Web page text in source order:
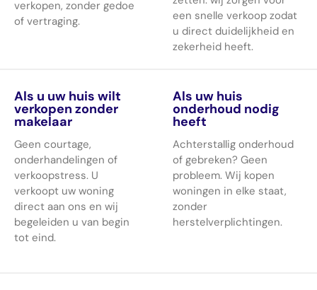
verkopen, zonder gedoe
of vertraging.
een snelle verkoop zodat
u direct duidelijkheid en
zekerheid heeft.
Als u uw huis wilt
verkopen zonder
makelaar
Geen courtage,
onderhandelingen of
verkoopstress. U
verkoopt uw woning
direct aan ons en wij
begeleiden u van begin
tot eind.
Als uw huis
onderhoud nodig
heeft
Achterstallig onderhoud
of gebreken? Geen
probleem. Wij kopen
woningen in elke staat,
zonder
herstelverplichtingen.